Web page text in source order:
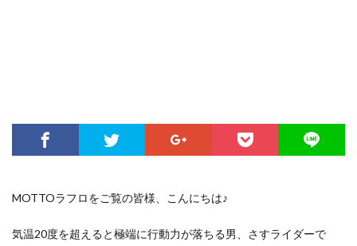
MOTTOラフロをご覧の皆様、こんにちは♪
気温20度を超えると極端に行動力が落ちる男、さすライダーで